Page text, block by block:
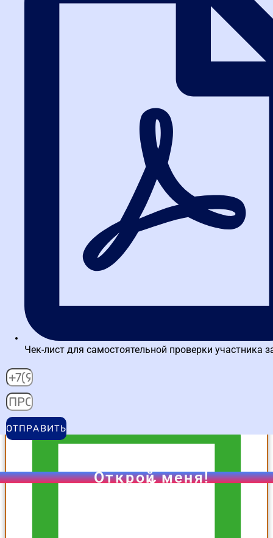
поиск закупки по заданным условиям
проверка результата в интерактивном задании
Подробнее о тренажере
Чек-лист для самостоятельной проверки участника
ОТПРАВИТЬ
Открой меня!